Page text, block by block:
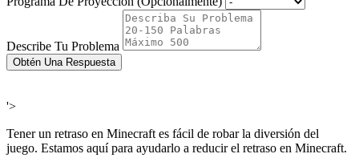
Describe Tu Problema
Obtén Una Respuesta
'>
Tener un retraso en Minecraft es fácil de robar la diversión del
juego. Estamos aquí para ayudarlo a reducir el retraso en Minecraft.